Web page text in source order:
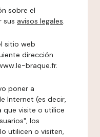
sobre el
sus avisos legales.
sitio web
dirección
braque.fr.
poner a
Internet (es decir,
que visite o utilice
los
utilicen o visiten,